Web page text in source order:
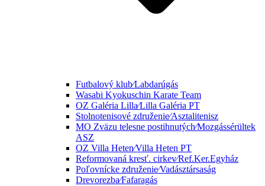
Futbalový klub⁄Labdarúgás
Wasabi Kyokuschin Karate Team
OZ Galéria Lilla⁄Lilla Galéria PT
Stolnotenisové združenie⁄Asztalitenisz
MO Zväzu telesne postihnutých⁄Mozgássérültek
ASZ
OZ Villa Heten⁄Villa Heten PT
Reformovaná kresť. cirkev⁄Ref.Ker.Egyház
Poľovnícke združenie⁄Vadásztársaság
Drevorezba⁄Fafaragás